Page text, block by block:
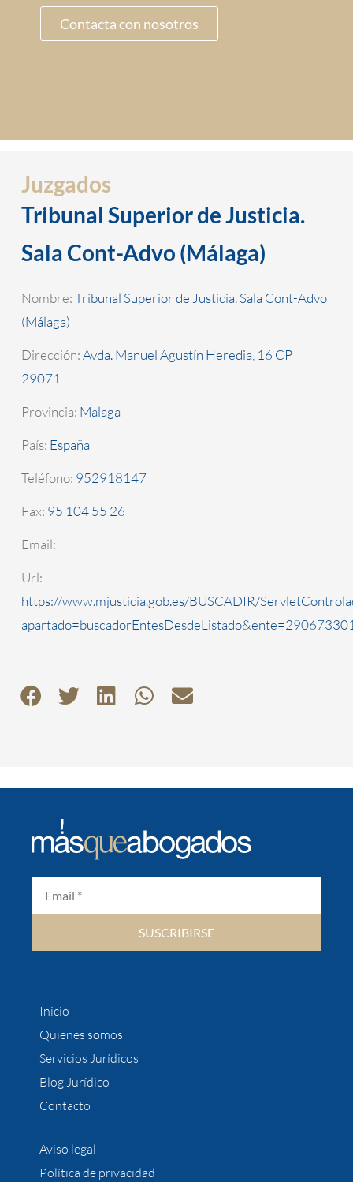
Contacta con nosotros
Juzgados
Tribunal Superior de Justicia.
Sala Cont-Advo (Málaga)
Nombre:Tribunal Superior de Justicia. Sala Cont-Advo
(Málaga)
Dirección:Avda. Manuel Agustín Heredia, 16 CP
29071
Provincia: Malaga
País: España
Teléfono: 952918147
Fax: 95 104 55 26
Email:
Url:
https://www.mjusticia.gob.es/BUSCADIR/
SUSCRIBIRSE
Inicio
Quienes somos
Servicios Jurídicos
Blog Jurídico
Contacto
Aviso legal
Política de privacidad